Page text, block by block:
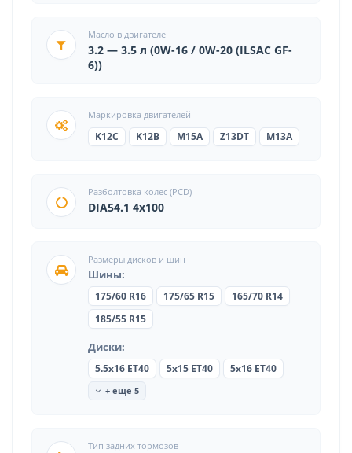
Масло в двигателе
3.2 — 3.5 л (0W-16 / 0W-20 (ILSAC GF-
6))
Маркировка двигателей
K12C
K12B M15A Z13DT M13A
Разболтовка колес (PCD)
DIA54.1 4x100
Размеры дисков и шин
Шины:
175/60 R16 175/65 R15
165/70 R14
185/55 R15
Диски:
5.5x16 ET40 5x15 ET40
5x16 ET40
+ еще 5
Тип задних тормозов